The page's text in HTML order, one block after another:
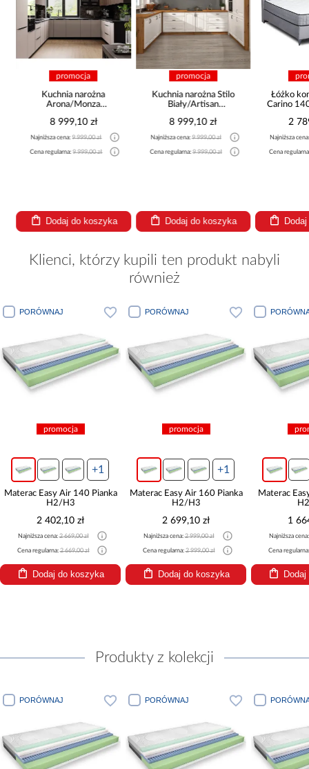
promocja
Kuchnia narożna
Arona/Monza
8 999,10 zł
Najniższa cena:9 999,00 zł
Cena regularna:9 999,00 zł
Dodaj do koszyka
promocja
Kuchnia narożna Stilo
Biały/Artisan
8 999,10 zł
Najniższa cena:9 999,00 zł
Cena regularna:9 999,00 zł
Dodaj do koszyka
Łóżko
Carino
2
Najniższa
Cena
Klienci, którzy kupili ten produkt nabyli
również
PORÓWNAJ
promocja
+1
Materac Easy Air 140 Pianka
H2/H3
2 402,10 zł
Najniższa cena:2 669,00 zł
Cena regularna:2 669,00 zł
Dodaj do koszyka
PORÓWNAJ
promocja
+1
Materac Easy Air 160 Pianka
H2/H3
2 699,10 zł
Najniższa cena:2 999,00 zł
Cena regularna:2 999,00 zł
Dodaj do koszyka
Materac
1
Najniższa
Cena
Produkty z kolekcji
PORÓWNAJ PORÓWNAJ